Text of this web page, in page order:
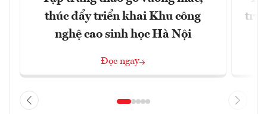
thúc đẩy triển khai Khu công
nghệ cao sinh học Hà Nội
Đọc ngay